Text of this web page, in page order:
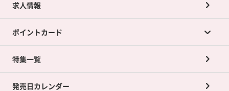
カードラボの買取サービスTOP
店舗買取について
ネット買取について
買取承諾書について
求人情報
ポイントカード
ポイントカードTOP
ポイント交換景品
特集一覧
発売日カレンダー